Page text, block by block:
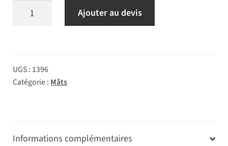
quantité de Mât cylindrique avec potence
Ajouter au devis
UGS : 1396
Catégorie : Mâts
Informations complémentaires